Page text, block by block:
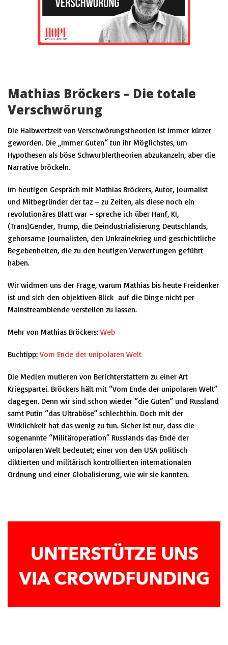
Mathias Bröckers – Die totale
Verschwörung
Die Halbwertzeit von Verschwörungstheorien ist immer kürzer
geworden. Die „Immer Guten“ tun ihr Möglichstes, um
Hypothesen als böse Schwurblertheorien abzukanzeln, aber die
Narrative bröckeln.
im heutigen Gespräch mit Mathias Bröckers, Autor, Journalist
und Mitbegründer der taz – zu Zeiten, als diese noch ein
revolutionäres Blatt war – spreche ich über Hanf, KI,
(Trans)Gender, Trump, die Deindustrialisierung Deutschlands,
gehorsame Journalisten, den Unkrainekrieg und geschichtliche
Begebenheiten, die zu den heutigen Verwerfungen geführt
haben.
Wir widmen uns der Frage, warum Mathias bis heute Freidenker
ist und sich den objektiven Blick auf die Dinge nicht per
Mainstreamblende verstellen zu lassen.
Mehr von Mathias Bröckers: Web
Buchtipp: Vom Ende der unipolaren Welt
Die Medien mutieren von Berichterstattern zu einer Art
Kriegspartei. Bröckers hält mit “Vom Ende der unipolaren Welt”
dagegen. Denn wir sind schon wieder “die Guten” und Russland
samt Putin “das Ultraböse” schlechthin. Doch mit der
Wirklichkeit hat das wenig zu tun. Sicher ist nur, dass die
sogenannte “Militäroperation” Russlands das Ende der
unipolaren Welt bedeutet; einer von den USA politisch
diktierten und militärisch kontrollierten internationalen
Ordnung und einer Globalisierung, wie wir sie kannten.